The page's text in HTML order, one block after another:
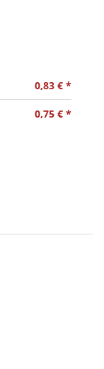
0,83 € *
0,75 € *